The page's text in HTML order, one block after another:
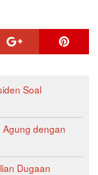
Soal
Agung dengan
Dugaan